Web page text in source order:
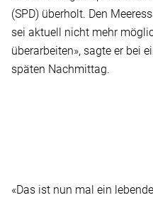
(SPD) überholt. Den
sei aktuell nicht mehr
überarbeiten», sagte er bei
späten Nachmittag.
«Das ist nun mal ein